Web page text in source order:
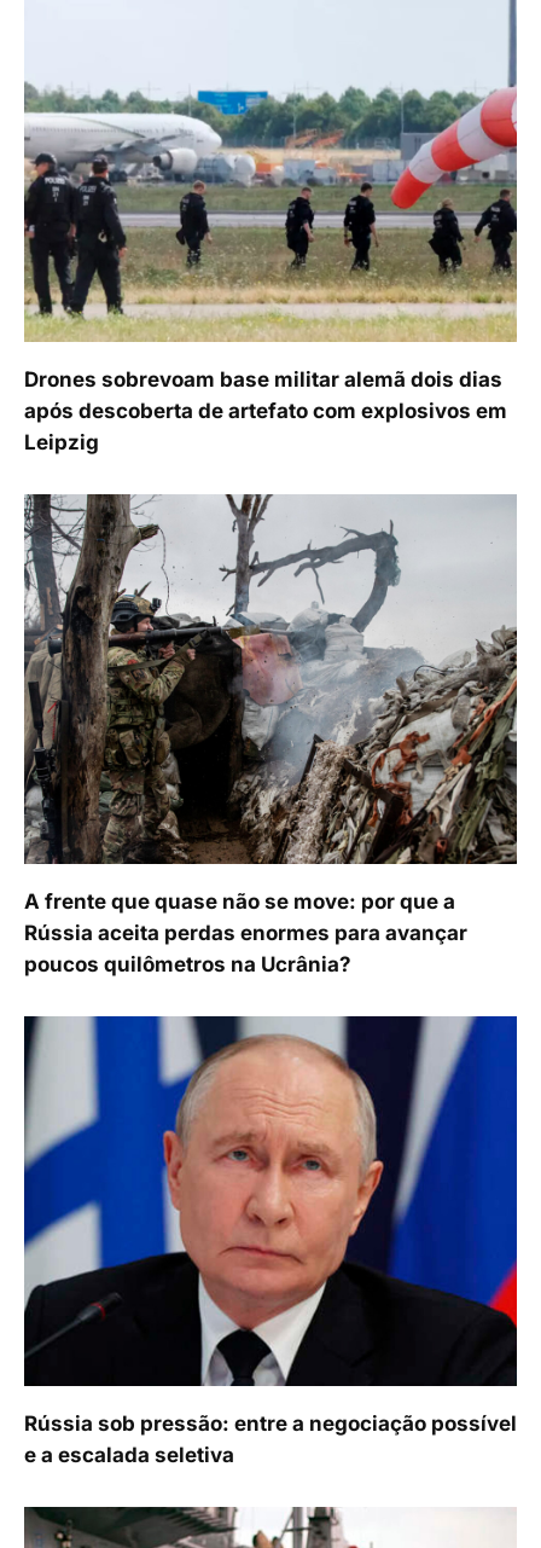
Drones sobrevoam base militar alemã dois dias
após descoberta de artefato com explosivos em
Leipzig
A frente que quase não se move: por que a
Rússia aceita perdas enormes para avançar
poucos quilômetros na Ucrânia?
Rússia sob pressão: entre a negociação possível
e a escalada seletiva